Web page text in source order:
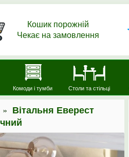
Кошик порожній
Чекає на замовлення
Комоди і тумби Столи та стільці
» Вітальня Еверест